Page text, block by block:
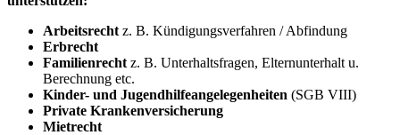
Arbeitsrecht z. B. Kündigungsverfahren / Abfindung
Erbrecht
Familienrecht z. B. Unterhaltsfragen, Elternunterhalt u.
Berechnung etc.
Kinder- und Jugendhilfeangelegenheiten (SGB VIII)
Private Krankenversicherung
Mietrecht